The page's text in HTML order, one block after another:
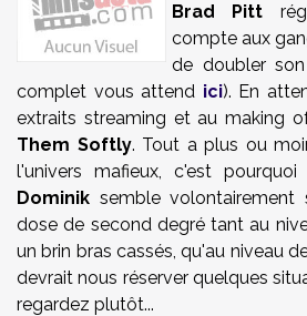
Brad Pitt
compte aux
de doubler
complet vous attend ici). En
extraits streaming et au making
Them Softly. Tout a plus ou
l'univers mafieux, c'est
Dominik semble volontairement
dose de second degré tant au
un brin bras cassés, qu'au niveau
devrait nous réserver quelques
regardez plutôt...